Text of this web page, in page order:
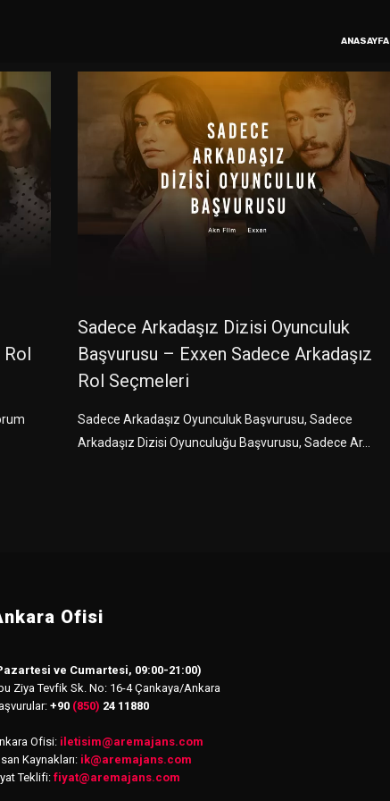
ANASAYFA
Rol
Sadece Arkadaşız Dizisi Oyunculuk
Başvurusu – Exxen Sadece Arkadaşız
Rol Seçmeleri
Sadece Arkadaşız Oyunculuk Başvurusu, Sadece
Arkadaşız Dizisi Oyunculuğu Başvurusu, Sadece Ar...
Ofisi
ve Cumartesi, 09:00-21:00)
Ziya Tevfik Sk. No: 16-4 Çankaya/Ankara
+90 (850) 24 11880
Ofisi: iletisim@aremajans.com
Kaynakları: ik@aremajans.com
Teklifi:fiyat@aremajans.com